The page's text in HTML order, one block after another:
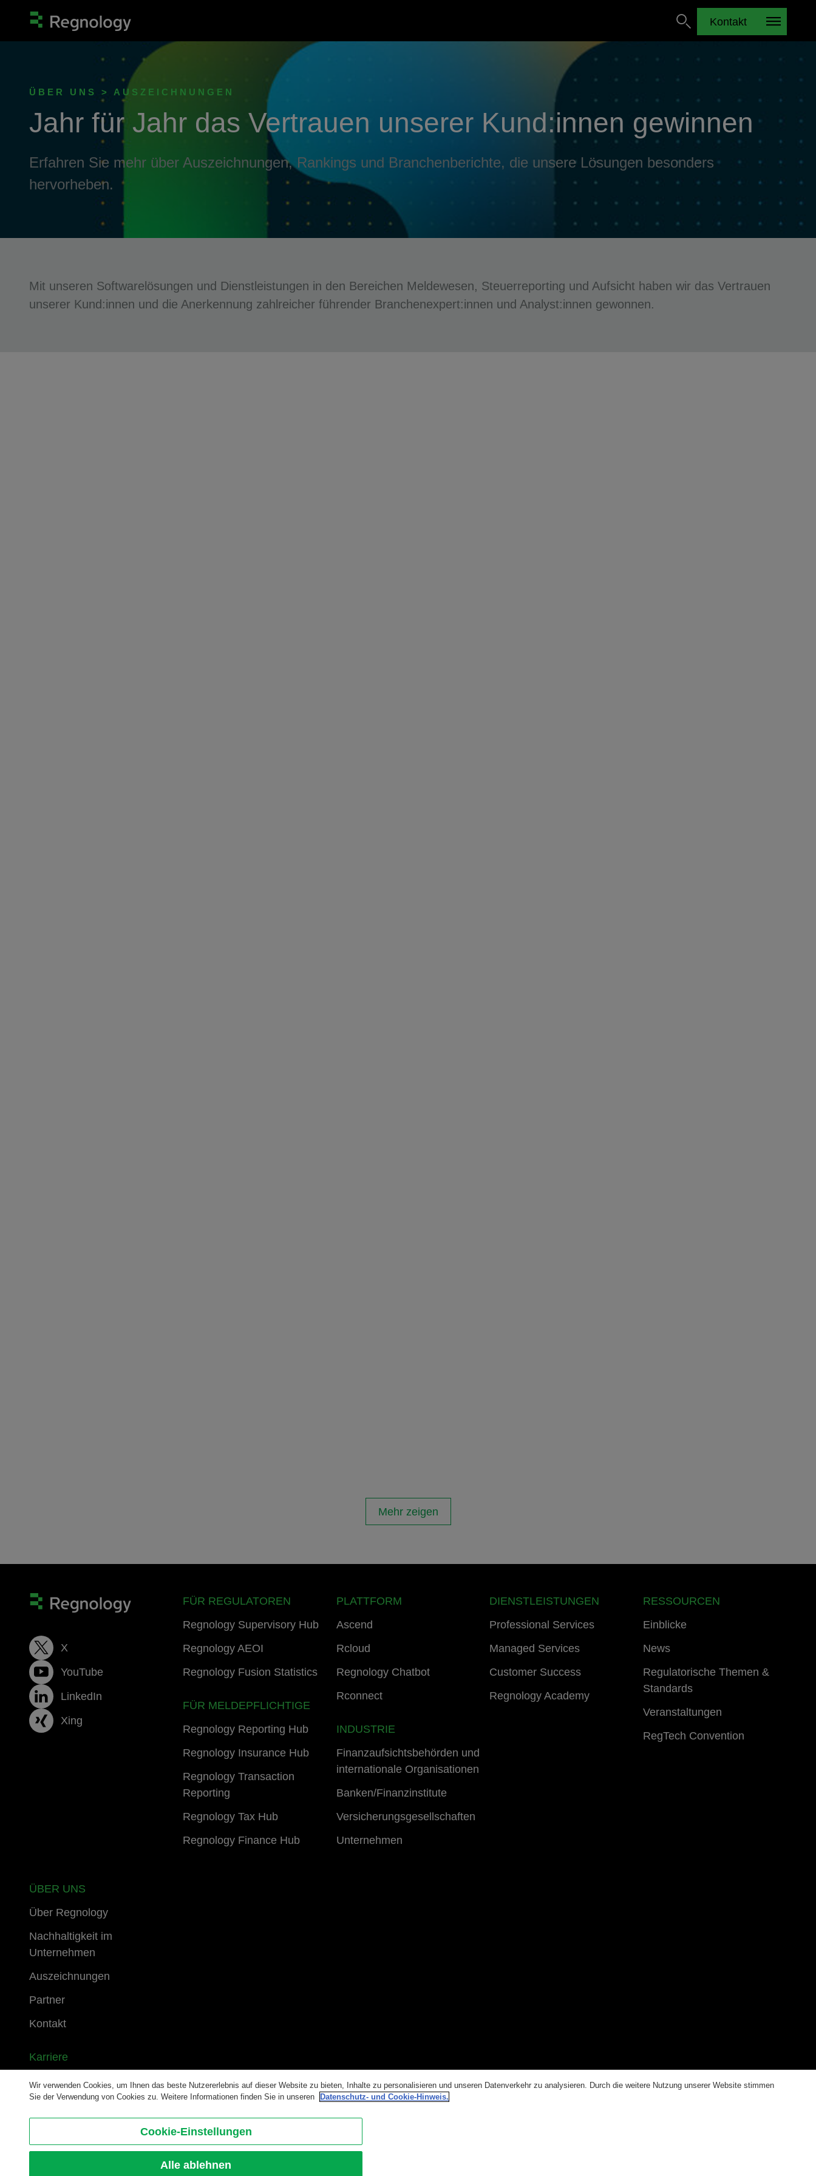
Kontakt
ÜBER UNS > AUSZEICHNUNGEN
Jahr für Jahr das Vertrauen unserer Kund:innen gewinnen
Erfahren Sie mehr über Auszeichnungen, Rankings und Branchenberichte, die unsere Lösungen besonders
hervorheben.
Mit unseren Softwarelösungen und Dienstleistungen in den Bereichen Meldewesen, Steuerreporting und Aufsicht haben wir das Vertrauen
unserer Kund:innen und die Anerkennung zahlreicher führender Branchenexpert:innen und Analyst:innen gewonnen.
Mehr zeigen
X
YouTube
LinkedIn
Xing
FÜR REGULATOREN
Regnology Supervisory Hub
Regnology AEOI
Regnology Fusion Statistics
FÜR MELDEPFLICHTIGE
Regnology Reporting Hub
Regnology Insurance Hub
Regnology Transaction
Reporting
Regnology Tax Hub
Regnology Finance Hub
PLATTFORM
Ascend
Rcloud
Regnology Chatbot
Rconnect
INDUSTRIE
Finanzaufsichtsbehörden und
internationale Organisationen
Banken/Finanzinstitute
Versicherungsgesellschaften
Unternehmen
DIENSTLEISTUNGEN
Professional Services
Managed Services
Customer Success
Regnology Academy
RESSOURCEN
Einblicke
News
Regulatorische Themen &
Standards
Veranstaltungen
RegTech Convention
ÜBER UNS
Über Regnology
Nachhaltigkeit im
Unternehmen
Auszeichnungen
Partner
Kontakt
Karriere
Kundenbereich
Melden Sie sich für unseren Newsletter anSitemapDisclaimerDatenschutz- und Cookie-Hinweis
Wir verwenden Cookies, um Ihnen das beste Nutzererlebnis auf dieser Website zu bieten, Inhalte zu personalisieren und unseren Datenverkehr zu analysieren. Durch die weitere Nutzung unserer Website stimmen
Sie der Verwendung von Cookies zu. Weitere Informationen finden Sie in unseren
Datenschutz- und Cookie-Hinweis.
Cookie-Einstellungen
Alle ablehnen